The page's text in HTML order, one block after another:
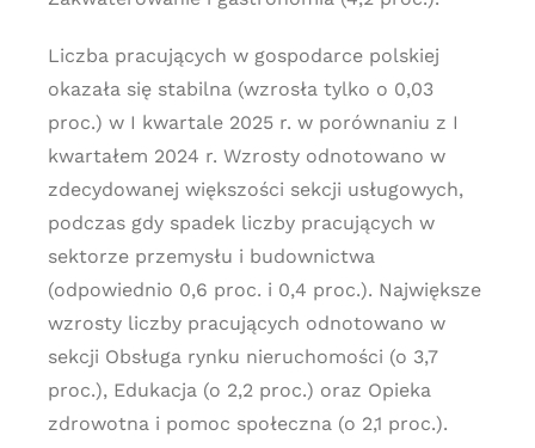
Liczba pracujących w gospodarce polskiej
okazała się stabilna (wzrosła tylko o 0,03
proc.) w I kwartale 2025 r. w porównaniu z I
kwartałem 2024 r. Wzrosty odnotowano w
zdecydowanej większości sekcji usługowych,
podczas gdy spadek liczby pracujących w
sektorze przemysłu i budownictwa
(odpowiednio 0,6 proc. i 0,4 proc.). Największe
wzrosty liczby pracujących odnotowano w
sekcji Obsługa rynku nieruchomości (o 3,7
proc.), Edukacja (o 2,2 proc.) oraz Opieka
zdrowotna i pomoc społeczna (o 2,1 proc.).